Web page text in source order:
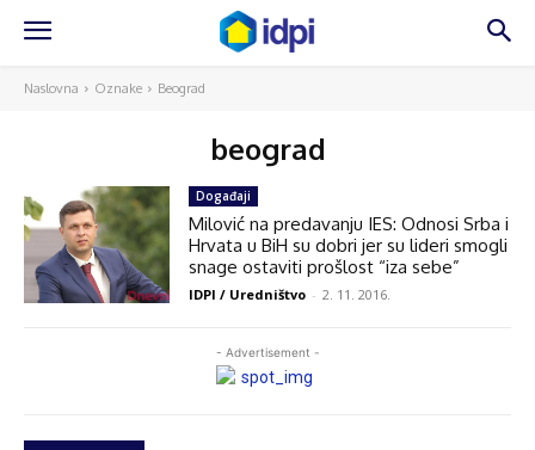
Naslovna Oznake Beograd
beograd
- Advertisement -
Događaji
Milović na predavanju IES: Odnosi Srba i
Hrvata u BiH su dobri jer su lideri smogli
snage ostaviti prošlost “iza sebe”
IDPI / Uredništvo - 2. 11. 2016.